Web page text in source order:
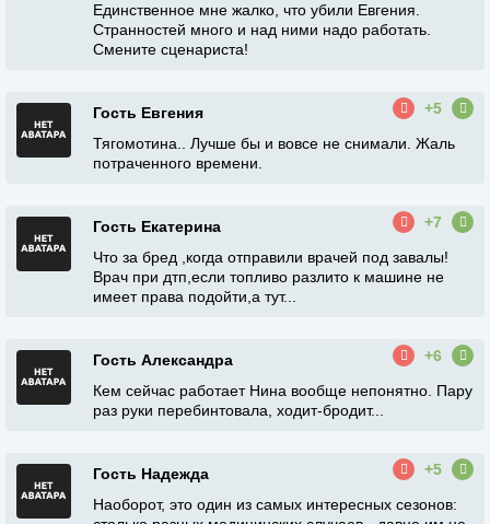
Единственное мне жалко, что убили Евгения.
Странностей много и над ними надо работать.
Смените сценариста!
Гость Евгения
+5
Тягомотина.. Лучше бы и вовсе не снимали. Жаль
потраченного времени.
Гость Екатерина
+7
Что за бред ,когда отправили врачей под завалы!
Врач при дтп,если топливо разлито к машине не
имеет права подойти,а тут...
Гость Александра
+6
Кем сейчас работает Нина вообще непонятно. Пару
раз руки перебинтовала, ходит-бродит...
Гость Надежда
+5
Наоборот, это один из самых интересных сезонов: